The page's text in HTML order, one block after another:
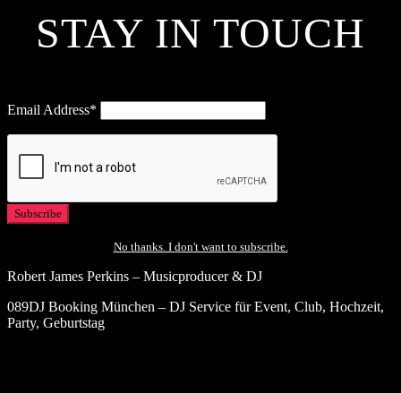
STAY IN TOUCH
Email Address*
No thanks. I don't want to subscribe.
Robert James Perkins – Musicproducer & DJ
089DJ Booking München – DJ Service für Event, Club, Hochzeit,
Party, Geburtstag